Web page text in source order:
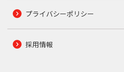
プライバシーポリシー
採用情報